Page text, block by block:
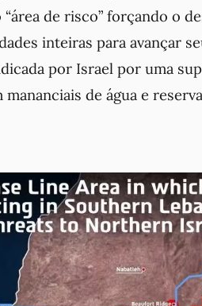
de risco” forçando o
inteiras para avançar
por Israel por uma
de água e